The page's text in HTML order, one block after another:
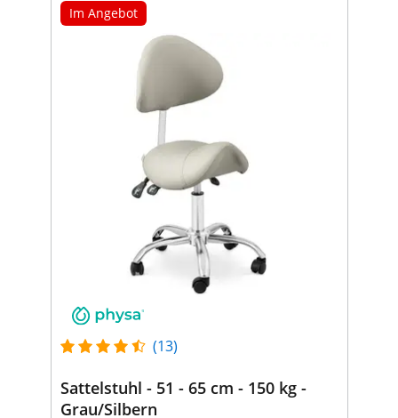
Im Angebot
(13)
Sattelstuhl - 51 - 65 cm - 150 kg -
Grau/Silbern